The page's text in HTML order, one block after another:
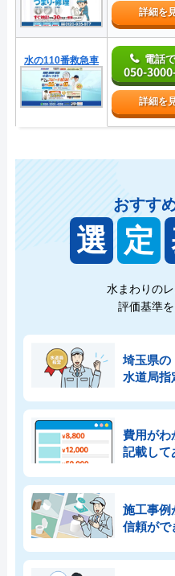
詳細を
水の110番救急車 電話
050-
詳細を
おすす
選 定
水まわりの
評価基準
埼玉県の
水道局指
費用がわ
記載して
施工事例
信頼がで